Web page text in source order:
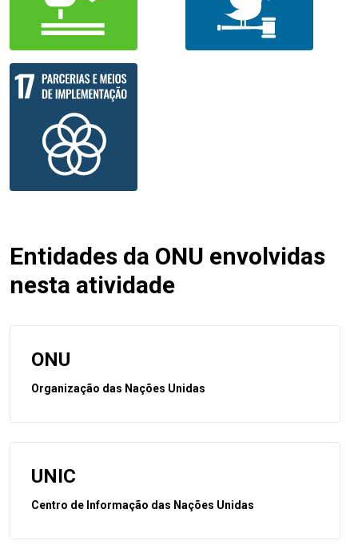
Entidades da ONU envolvidas
nesta atividade
ONU
Organização das Nações Unidas
UNIC
Centro de Informação das Nações Unidas